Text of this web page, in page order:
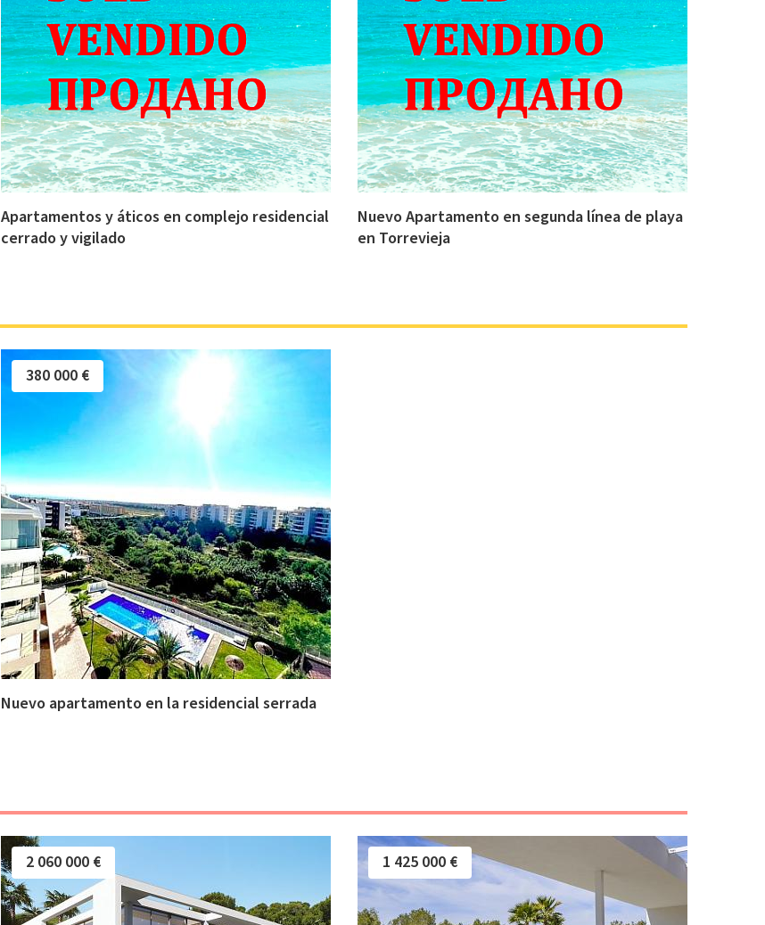
Apartamentos y áticos en complejo residencial
cerrado y vigilado
Nuevo Apartamento en segunda línea de playa
en Torrevieja
Nuevo apartamento en la residencial serrada
380 000 €
2 060 000 € 1 425 000 €